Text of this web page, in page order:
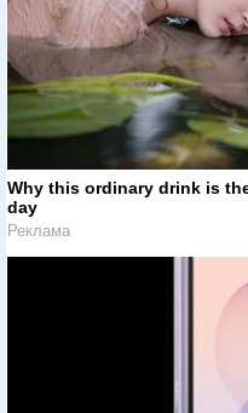
Why this ordinary drink is
day
Реклама